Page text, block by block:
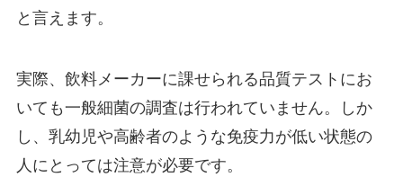
と言えます。
実際、飲料メーカーに課せられる品質テストにお
いても一般細菌の調査は行われていません。しか
し、乳幼児や高齢者のような免疫力が低い状態の
人にとっては注意が必要です。